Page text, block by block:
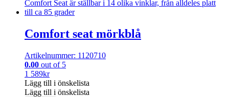
Comfort seat mörkblå
Artikelnummer: 1120710
0.00 out of 5
1 589kr
Lägg till i önskelista
Lägg till i önskelista